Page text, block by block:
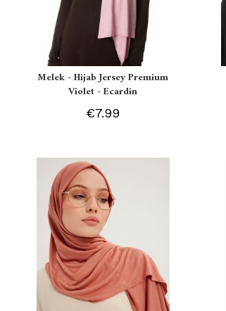
Melek - Hijab Jersey Premium
Violet - Ecardin
€7.99